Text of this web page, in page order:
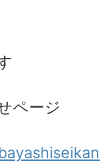
せページ